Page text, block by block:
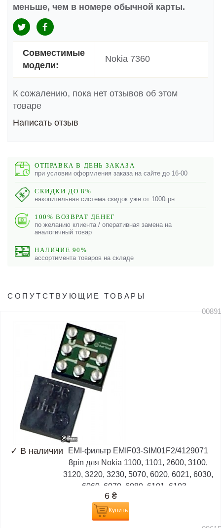
меньше, чем в номере обычной карты.
Совместимые
модели:
Nokia 7360
К сожалению, пока нет отзывов об этом
товаре
Написать отзыв
ОТПРАВКА В ДЕНЬ ЗАКАЗА
при условии оформления заказа на сайте до 16-00
СКИДКИ ДО 8%
накопительная система скидок уже от 1000грн
100% ВОЗВРАТ ДЕНЕГ
по желанию клиента / оперативная замена на
аналогичный товар
НАЛИЧИЕ 90%
ассортимента товаров на складе
СОПУТСТВУЮЩИЕ ТОВАРЫ
✓ В наличии
EMI-фильтр EMIF03-SIM01F2/4129071
8pin для Nokia 1100, 1101, 2600, 3100,
3120, 3220, 3230, 5070, 6020, 6021, 6030,
6060, 6070, 6080, 6101, 6103,...
6 ₴
Купить